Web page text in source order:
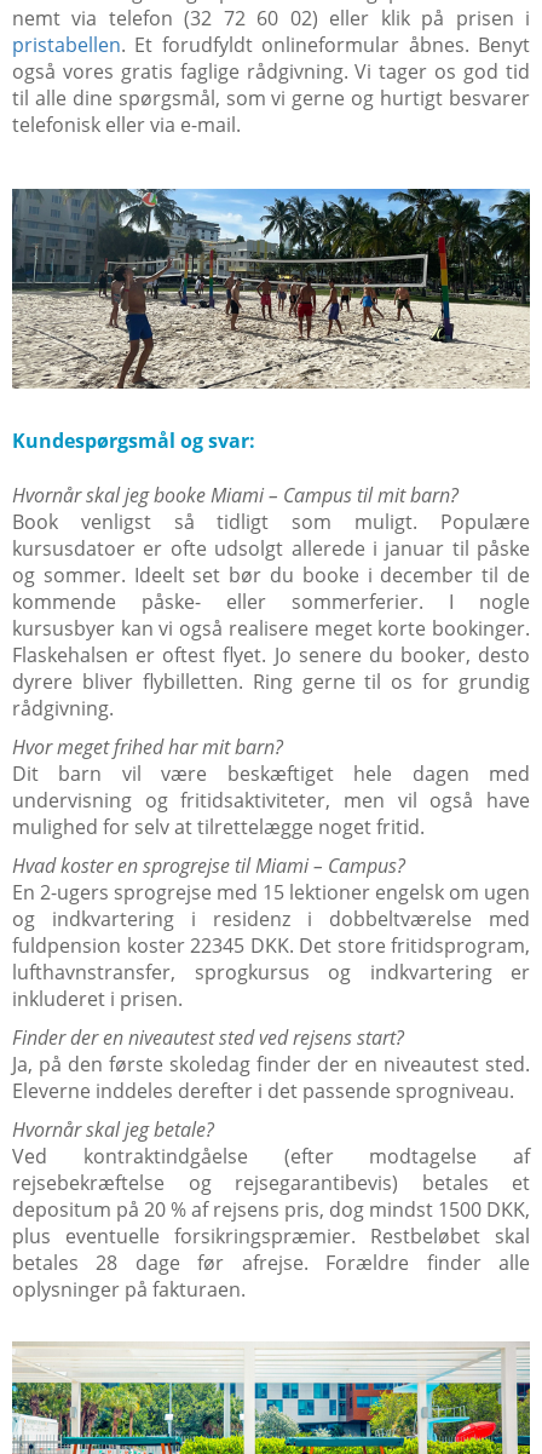
nemt via telefon (32 72 60 02) eller klik på prisen i
pristabellen. Et forudfyldt onlineformular åbnes. Benyt
også vores gratis faglige rådgivning. Vi tager os god tid
til alle dine spørgsmål, som vi gerne og hurtigt besvarer
telefonisk eller via e-mail.
Kundespørgsmål og svar:
Hvornår skal jeg booke Miami – Campus til mit barn?
Book venligst så tidligt som muligt. Populære
kursusdatoer er ofte udsolgt allerede i januar til påske
og sommer. Ideelt set bør du booke i december til de
kommende påske- eller sommerferier. I nogle
kursusbyer kan vi også realisere meget korte bookinger.
Flaskehalsen er oftest flyet. Jo senere du booker, desto
dyrere bliver flybilletten. Ring gerne til os for grundig
rådgivning.
Hvor meget frihed har mit barn?
Dit barn vil være beskæftiget hele dagen med
undervisning og fritidsaktiviteter, men vil også have
mulighed for selv at tilrettelægge noget fritid.
Hvad koster en sprogrejse til Miami – Campus?
En 2-ugers sprogrejse med 15 lektioner engelsk om ugen
og indkvartering i residenz i dobbeltværelse med
fuldpension koster 22345 DKK. Det store fritidsprogram,
lufthavnstransfer, sprogkursus og indkvartering er
inkluderet i prisen.
Finder der en niveautest sted ved rejsens start?
Ja, på den første skoledag finder der en niveautest sted.
Eleverne inddeles derefter i det passende sprogniveau.
Hvornår skal jeg betale?
Ved kontraktindgåelse (efter modtagelse af
rejsebekræftelse og rejsegarantibevis) betales et
depositum på 20 % af rejsens pris, dog mindst 1500 DKK,
plus eventuelle forsikringspræmier. Restbeløbet skal
betales 28 dage før afrejse. Forældre finder alle
oplysninger på fakturaen.